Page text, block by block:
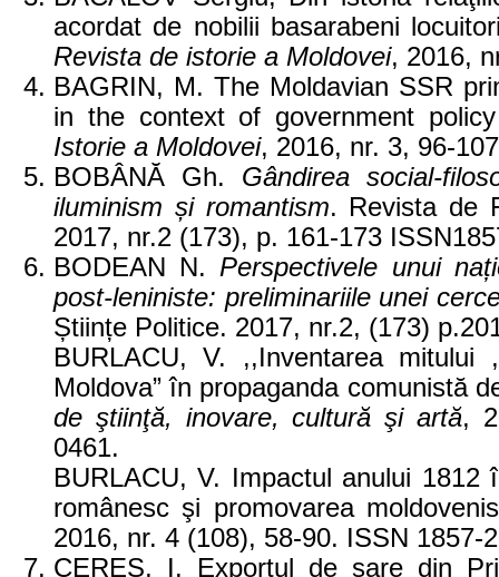
acordat de nobilii basarabeni
Revista de istorie a Moldovei, 2016,
BAGRIN, M. The Moldavian SSR
in the context of government
Istorie a Moldovei, 2016, nr. 3, 96-
BOBÂNĂ Gh. Gândirea social-
iluminism și romantism. Revista de
2017, nr.2 (173), p. 161-173
BODEAN N. Perspectivele unui
post-leniniste: preliminariile unei
Științe Politice. 2017, nr.2, (173)
BURLACU, V. ,,Inventarea
Moldova” în propaganda comunistă
de ştiinţă, inovare, cultură şi artă,
0461.
BURLACU, V. Impactul anului
românesc şi promovarea
2016, nr. 4 (108), 58-90. ISSN 1857-
CEREȘ, I. Exportul de sare din